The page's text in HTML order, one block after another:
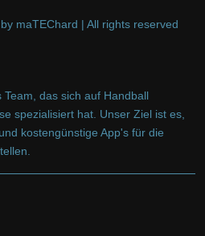
maTEChard | All rights reserved
das sich auf Handball
spezialisiert hat. Unser Ziel ist es,
kostengünstige App's für die